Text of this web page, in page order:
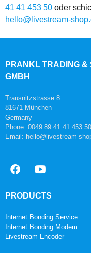
41 41 453 50 oder
hello@livestream-
PRANKL TRADING &
GMBH
Trausnitzstrasse 8
81671 München
Germany
Phone: 0049 89 41 41 453 50
Email: hello@livestream-
PRODUCTS
Internet Bonding Service
Internet Bonding Modem
Livestream Encoder